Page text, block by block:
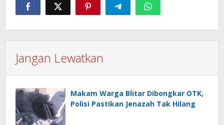
Jangan Lewatkan
Makam Warga Blitar Dibongkar OTK,
Polisi Pastikan Jenazah Tak Hilang